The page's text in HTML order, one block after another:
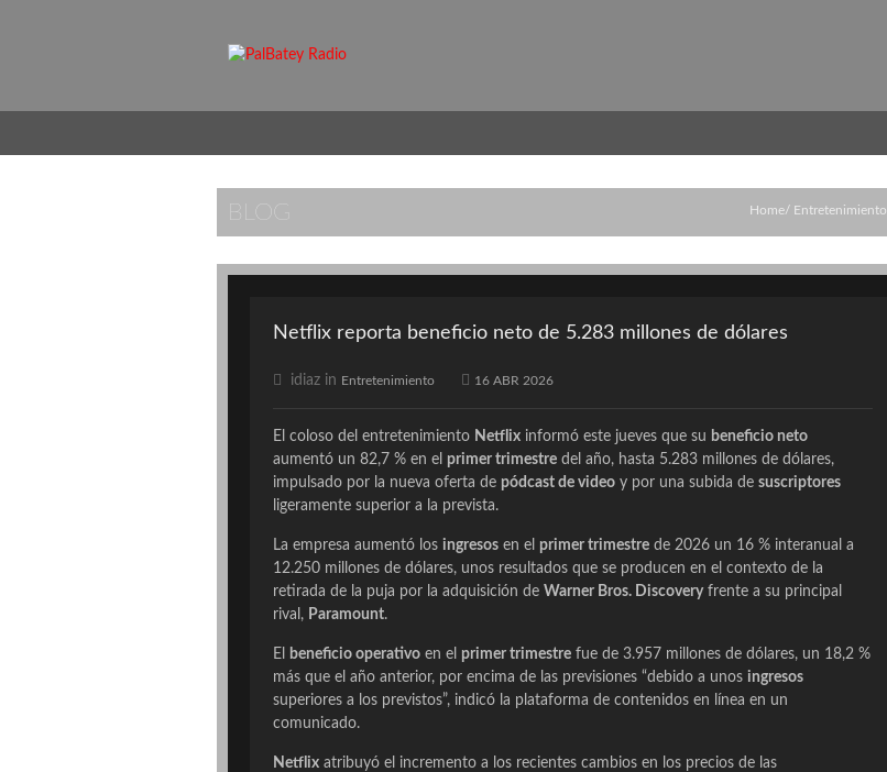
BLOG Home Entretenimiento
Netflix reporta beneficio neto de 5.283 millones de dólares
idiaz in Entretenimiento 16 ABR 2026
El coloso del entretenimiento Netflix informó este jueves que su beneficio neto
aumentó un 82,7 % en el primer trimestre del año, hasta 5.283 millones de dólares,
impulsado por la nueva oferta de pódcast de video y por una subida de suscriptores
ligeramente superior a la prevista.
La empresa aumentó los ingresos en el primer trimestre de 2026 un 16 % interanual a
12.250 millones de dólares, unos resultados que se producen en el contexto de la
retirada de la puja por la adquisición de Warner Bros. Discoveryfrente a su principal
rival, Paramount.
El beneficio operativo en el primer trimestre fue de 3.957 millones de dólares, un 18,2 %
más que el año anterior, por encima de las previsiones “debido a unos ingresos
superiores a los previstos”, indicó la plataforma de contenidos en línea en un
comunicado.
Netflix atribuyó el incremento a los recientes cambios en los precios de las